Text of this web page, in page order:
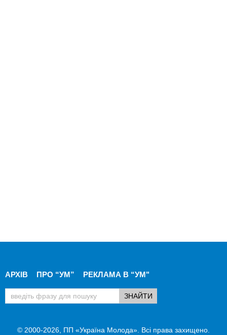
АРХІВ ПРО “УМ” РЕКЛАМА В “УМ"
© 2000-2026, ПП «Україна Молода». Всі права захищено.